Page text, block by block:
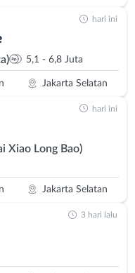
5,1 - 6,8 Juta
Jakarta Selatan
hari ini
Xiao Long Bao)
Jakarta Selatan
hari ini
3 hari lalu